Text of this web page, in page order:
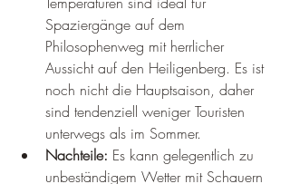
Spaziergänge auf dem
Philosophenweg mit herrlicher
Aussicht auf den Heiligenberg. Es ist
noch nicht die Hauptsaison, daher
sind tendenziell weniger Touristen
unterwegs als im Sommer.
Nachteile: Es kann gelegentlich zu
unbeständigem Wetter mit Schauern